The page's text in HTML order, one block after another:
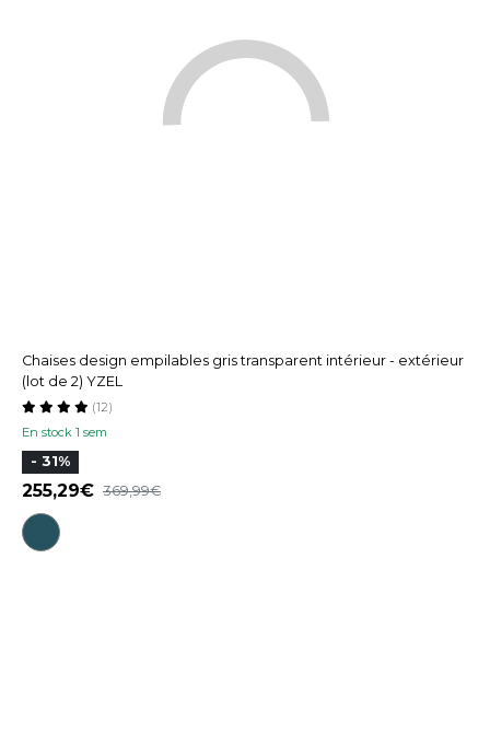
Chaises design empilables gris transparent intérieur - extérieur
(lot de 2) YZEL
En stock 1 sem
(12)
- 31%
255,29 369,99